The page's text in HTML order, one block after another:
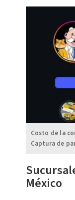
Costo de la
Captura de
México